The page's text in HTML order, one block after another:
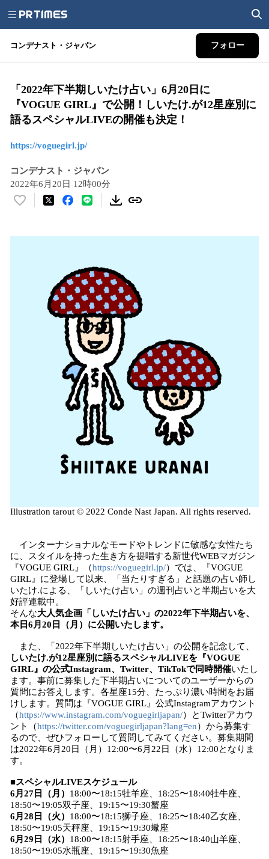
コンデナスト・ジャパン フォロー
「2022年下半期しいたけ占い」6月20日に
『VOGUE GIRL』で公開！しいたけ.が12星座別に
語るスペシャルLIVEの開催も決定！
https://voguegirl.jp/
コンデナスト・ジャパン
2022年6月20日 12時00分
い
Illustration tarout © 2022 Conde Nast Japan. All rights reserved.
インターナショナルなモードやトレンドに敏感な女性たち
に、スタイルを持った生き方を提唱する新世代WEBマガジン
『VOGUE GIRL』（https://voguegirl.jp/）では、『VOGUE
GIRL』に登場して以来、「当たりすぎる」と話題の占い師し
いたけ.による、「しいたけ占い」の週刊占いと半期占いを大
好評連載中。
そんな大人気企画「しいたけ占い」の2022年下半期占いを、
本日6月20日（月）に公開いたします。
また、「2022年下半期しいたけ占い」の公開を記念して、
しいたけ.が12星座別に語るスペシャルLIVEを『VOGUE
GIRL』の公式Instagram、Twitter、TikTokで同時開催いたし
ます。事前に募集した下半期占いについてのユーザーからの
質問にお答えします。各星座15分、たっぷり濃い時間をお届
けします。質問は『VOGUE GIRL』公式Instagramアカウント
（https://www.instagram.com/voguegirljapan/）とTwitterアカウ
ント（https://twitter.com/voguegirljapan?lang=en）から募集す
るので、ぜひフォローして質問してみてください。募集期間
は2022年6月20日（月）12:00〜6月22日（水）12:00となりま
す。
■スペシャルLIVEスケジュール
6月27日（月） 18:00〜18:15牡羊座、18:25〜18:40牡牛座、
18:50〜19:05双子座、19:15〜19:30蟹座
6月28日（火） 18:00〜18:15獅子座、18:25〜18:40乙女座、
18:50〜19:05天秤座、19:15〜19:30蠍座
6月29日（水） 18:00〜18:15射手座、18:25〜18:40山羊座、
18:50〜19:05水瓶座、19:15〜19:30魚座